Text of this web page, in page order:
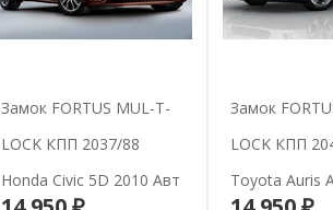
Замок FORTUS MUL-T-
LOCK КПП 2037/88
Honda Civic 5D 2010 Авт
Замок
LOCK КПП
Toyota Auris